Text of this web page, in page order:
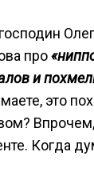
про
и
это
Когда